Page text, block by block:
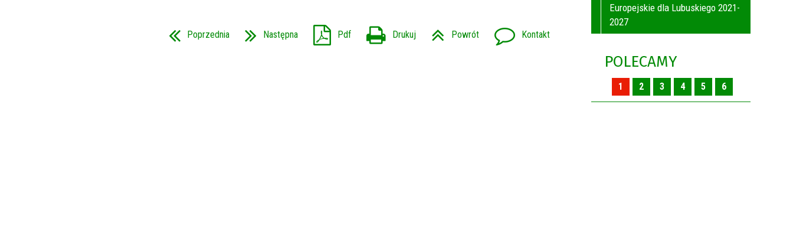
Poprzednia Następna Pdf Drukuj Powrót Kontakt
Europejskie dla Lubuskiego 2021-
2027
POLECAMY
1 2 3 4 5 6